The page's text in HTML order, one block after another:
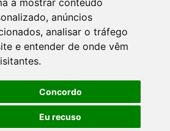
a mostrar conteúdo
anúncios
analisar o tráfego
e entender de onde vêm
Concordo
Eu recuso
Reguladoras